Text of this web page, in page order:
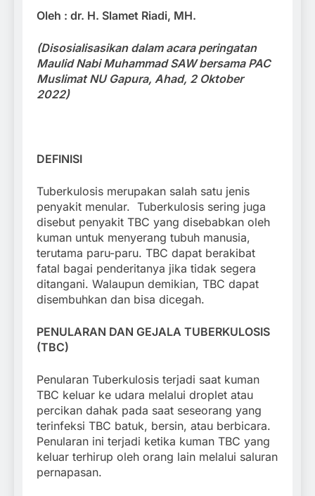
Oleh : dr. H. Slamet Riadi, MH.
(Disosialisasikan dalam acara peringatan
Maulid Nabi Muhammad SAW bersama PAC
Muslimat NU Gapura, Ahad, 2 Oktober
2022)
DEFINISI
Tuberkulosis merupakan salah satu jenis
penyakit menular. Tuberkulosis sering juga
disebut penyakit TBC yang disebabkan oleh
kuman untuk menyerang tubuh manusia,
terutama paru-paru. TBC dapat berakibat
fatal bagai penderitanya jika tidak segera
ditangani. Walaupun demikian, TBC dapat
disembuhkan dan bisa dicegah.
PENULARAN DAN GEJALA TUBERKULOSIS
(TBC)
Penularan Tuberkulosis terjadi saat kuman
TBC keluar ke udara melalui droplet atau
percikan dahak pada saat seseorang yang
terinfeksi TBC batuk, bersin, atau berbicara.
Penularan ini terjadi ketika kuman TBC yang
keluar terhirup oleh orang lain melalui saluran
pernapasan.